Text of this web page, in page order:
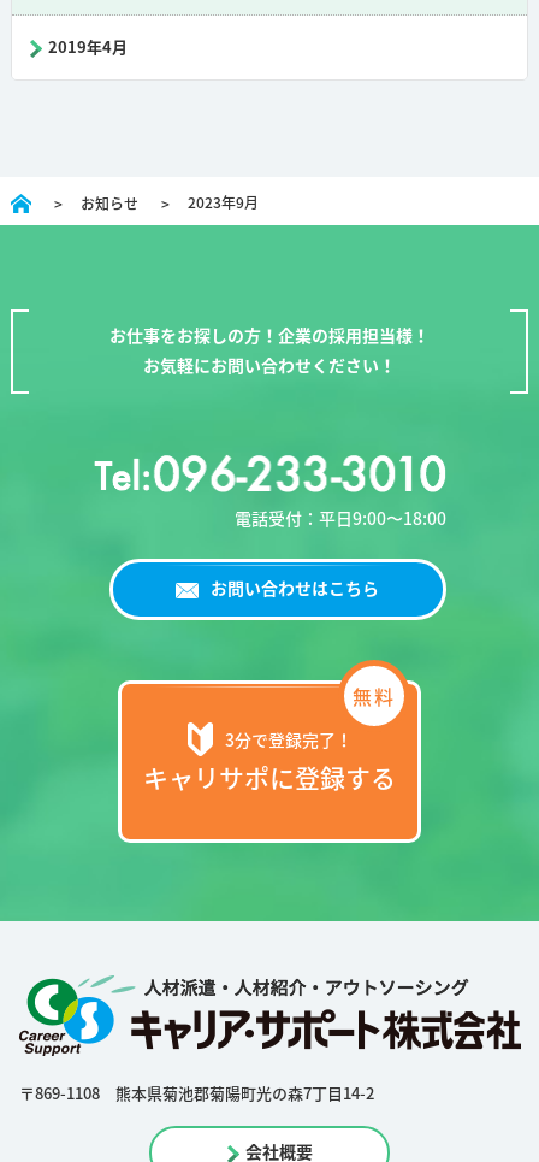
2019年4月
お知らせ 2023年9月
お仕事をお探しの方！企業の採用担当様！
お気軽にお問い合わせください！
電話受付：平日9:00〜18:00
お問い合わせはこちら
3分で登録完了！
キャリサポに登録する
〒869-1108 熊本県菊池郡菊陽町光の森7丁目14-2
会社概要